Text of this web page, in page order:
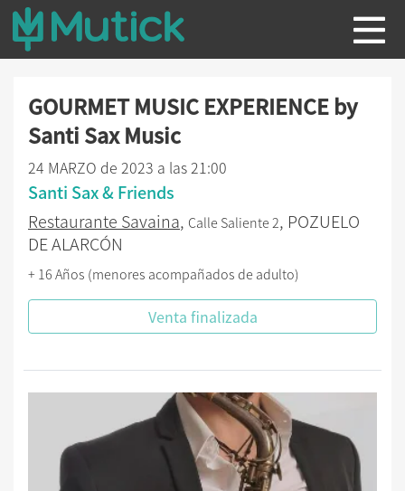
GOURMET MUSIC EXPERIENCE by
Santi Sax Music
24 MARZO de 2023 a las 21:00
Santi Sax & Friends
Restaurante Savaina, Calle Saliente 2, POZUELO
DE ALARCÓN
+ 16 Años (menores acompañados de adulto)
Venta finalizada